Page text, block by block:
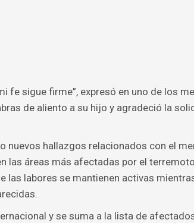
fe sigue firme”, expresó en uno de los
de aliento a su hijo y agradeció la
nuevos hallazgos relacionados con el
las áreas más afectadas por el
las labores se mantienen activas
y se suma a la lista de